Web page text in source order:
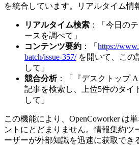
を統合しています。リアルタイム情
リアルタイム検索 ：「今日の
ースを調べて」
コンテンツ要約 ：「 https://
batch/issue-357/を開いて、この
して」
競合分析：「『デスクトップ
記事を検索し、上位5件のタイ
して」
この機能により、OpenCoworker は
ントにとどまりません。情報集約ツ
ーザーが外部知識を迅速に获取でき